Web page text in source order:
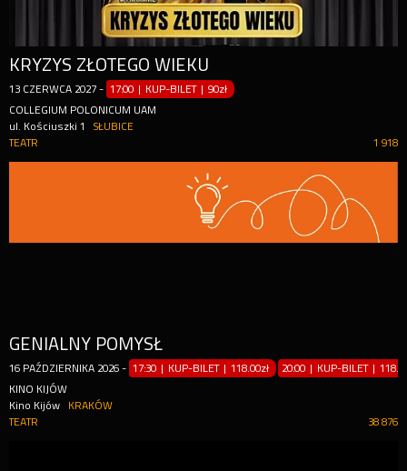
KRYZYS ZŁOTEGO WIEKU
13 CZERWCA 2027 - 17:00 | KUP-BILET |90zł
COLLEGIUM POLONICUM UAM
ul. Kościuszki 1
SŁUBICE
1 918
TEATR
GENIALNY POMYSŁ
16 PAŹDZIERNIKA 2026 - 17:30 | KUP-BILET |118.00zł 20:00 | KUP-BILET |
KINO KIJÓW
Kino Kijów
KRAKÓW
38 876
TEATR